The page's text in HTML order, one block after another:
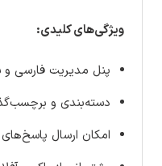
ویژگی‌های کلیدی:
پنل مدیریت فارسی و
دسته‌بندی و
امکان ارسال